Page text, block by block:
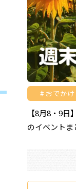
おでかけ
【8月8・9
のイベントま